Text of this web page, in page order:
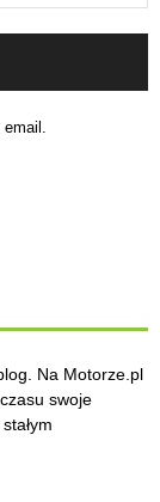
email.
Na Motorze.pl
swoje